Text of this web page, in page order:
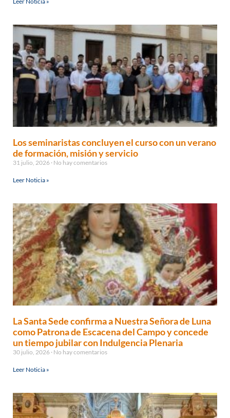
Los seminaristas concluyen el curso con un verano
de formación, misión y servicio
31 julio, 2026 No hay comentarios
Leer Noticia »
La Santa Sede confirma a Nuestra Señora de Luna
como Patrona de Escacena del Campo y concede
un tiempo jubilar con Indulgencia Plenaria
30 julio, 2026 No hay comentarios
Leer Noticia »